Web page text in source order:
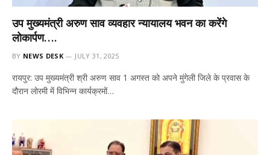
उप मुख्यमंत्री अरुण साव व्यवहार न्यायालय भवन का करेंगे
लोकार्पण….
BY NEWS DESK JULY 31, 2025
रायपुर: उप मुख्यमंत्री श्री अरुण साव 1 अगस्त को अपने मुंगेली जिले के प्रवास के
दौरान लोरमी में विभिन्न कार्यक्रमों…